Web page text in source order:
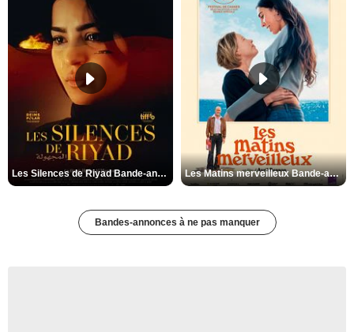
Les Silences de Riyad Bande-annonce VO STFR Les Matins merveilleux Bande-annonce VF
Bandes-annonces à ne pas manquer